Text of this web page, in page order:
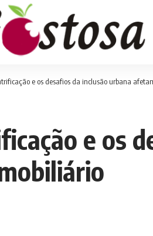
e os desafios da inclusão urbana
e os